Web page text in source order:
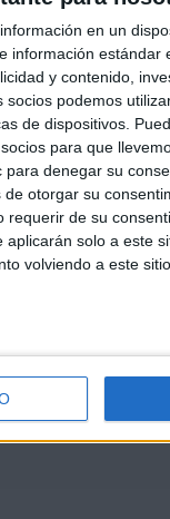
en un
información estándar
y contenido,
podemos
de dispositivos.
para que
denegar su
otorgar su
de su
solo a este
volviendo a este